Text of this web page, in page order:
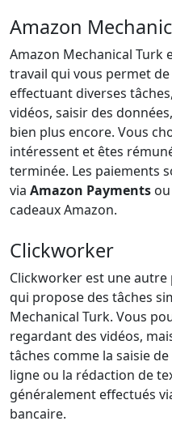
Amazon
Amazon Mechanical Turk
travail qui vous permet de
effectuant diverses
vidéos, saisir des
bien plus encore. Vous
intéressent et êtes
terminée. Les paiements
via Amazon Payments
cadeaux Amazon.
Clickworker
Clickworker est une
qui propose des tâches
Mechanical Turk. Vous
regardant des vidéos,
tâches comme la saisie
ligne ou la rédaction de
généralement effectués
bancaire.